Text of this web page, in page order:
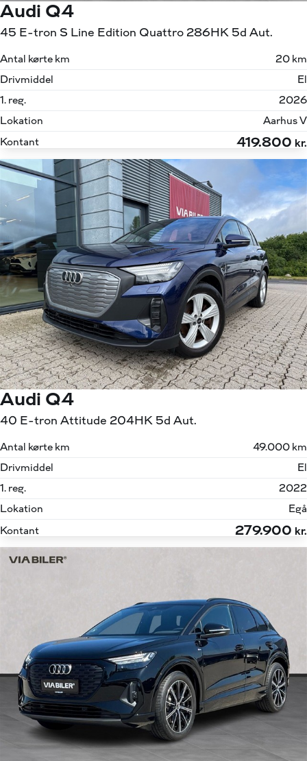
Audi Q4
45 E-tron S Line Edition Quattro 286HK 5d Aut.
Antal kørte km
20 km
Drivmiddel
El
1. reg.
2026
Lokation
Aarhus V
Kontant
419.800 kr.
Audi Q4
40 E-tron Attitude 204HK 5d Aut.
Antal kørte km
49.000 km
Drivmiddel
El
1. reg.
2022
Lokation
Egå
Kontant
279.900 kr.